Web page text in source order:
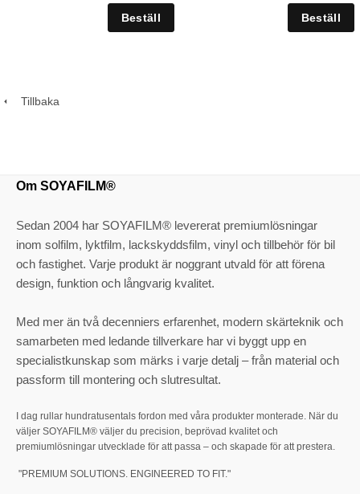
Tillbaka
Om SOYAFILM®
Sedan 2004 har SOYAFILM® levererat premiumlösningar
inom solfilm, lyktfilm, lackskyddsfilm, vinyl och tillbehör för bil
och fastighet. Varje produkt är noggrant utvald för att förena
design, funktion och långvarig kvalitet.
Med mer än två decenniers erfarenhet, modern skärteknik och
samarbeten med ledande tillverkare har vi byggt upp en
specialistkunskap som märks i varje detalj – från material och
passform till montering och slutresultat.
I dag rullar hundratusentals fordon med våra produkter monterade. När du
väljer SOYAFILM® väljer du precision, beprövad kvalitet och
premiumlösningar utvecklade för att passa – och skapade för att prestera.
"PREMIUM SOLUTIONS. ENGINEERED TO FIT."